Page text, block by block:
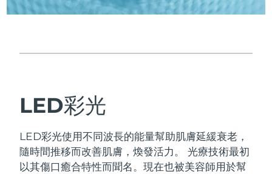
LED彩光
LED彩光使用不同波長的能量幫助肌膚延緩衰老，
隨時間推移而改善肌膚，煥發活力。
光療技術最初
以其傷口癒合特性而聞名。現在也被美容師用於幫
中國澳門特別行政區 預計送達日期8/12/26
墨西哥
摩納哥 預計送達日期
荷蘭 預計送達日期8/10/26